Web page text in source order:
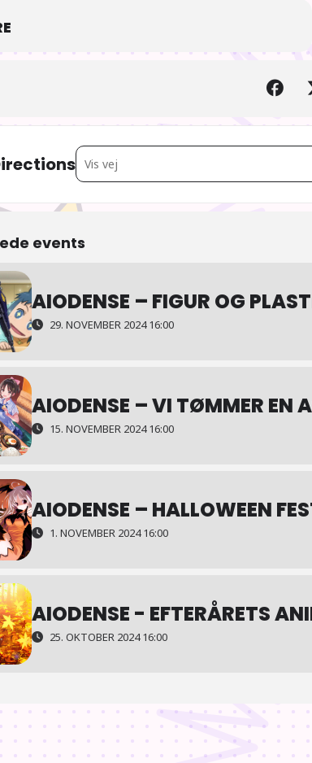
Address - AIOdense - Jule-gys [V6xAsODq7]
events
AIODENSE – FIGUR OG
29. NOVEMBER 2024 16:00
AIODENSE – VI TØMMER EN
15. NOVEMBER 2024 16:00
AIODENSE – HALLOWEEN
1. NOVEMBER 2024 16:00
AIODENSE - EFTERÅRETS
25. OKTOBER 2024 16:00